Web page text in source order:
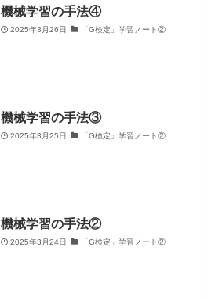
機械学習の手法④
2025年3月26日 「G検定」学習ノート②
機械学習の手法③
2025年3月25日 「G検定」学習ノート②
機械学習の手法②
2025年3月24日 「G検定」学習ノート②